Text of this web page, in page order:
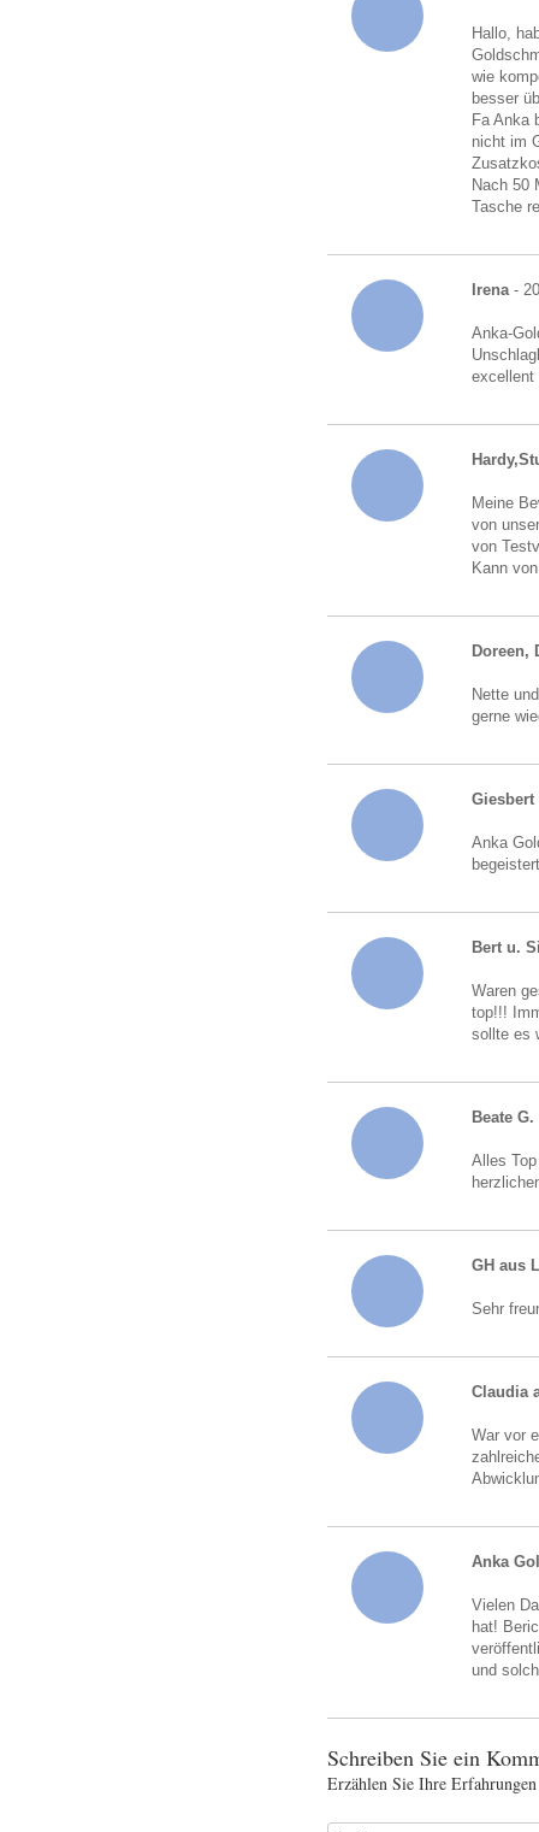
Hallo,
wie
besser
Fa Anka
nicht im
Nach 50
Tasche
Irena-
Anka-
excellent
Meine
von
von
Kann
Doreen,
Nette
gerne
Giesbert
Anka
Bert u.
Waren
top!!!
sollte es
Beate G.
Alles
GH aus
Sehr
Claudia
War vor
Anka
Vielen
hat!
und
Schreiben Sie ein
Erzählen Sie Ihre